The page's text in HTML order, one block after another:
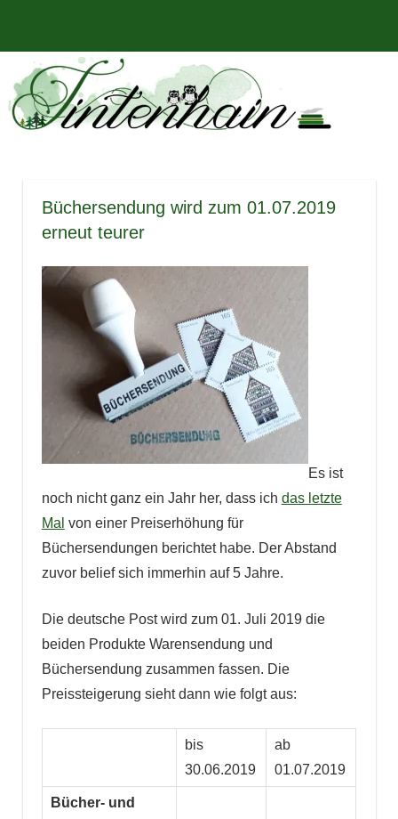
springen
Tintenhain
–
Der
Rezensionen
und
mehr
Büchersendung wird zum 01.07.2019
erneut teurer
Es ist
noch nicht ganz ein Jahr her, dass ich das letzte
Mal von einer Preiserhöhung für
Büchersendungen berichtet habe. Der Abstand
zuvor belief sich immerhin auf 5 Jahre.
Die deutsche Post wird zum 01. Juli 2019 die
beiden Produkte Warensendung und
Büchersendung zusammen fassen. Die
Preissteigerung sieht dann wie folgt aus:
bis
30.06.2019
ab
01.07.2019
Bücher- und